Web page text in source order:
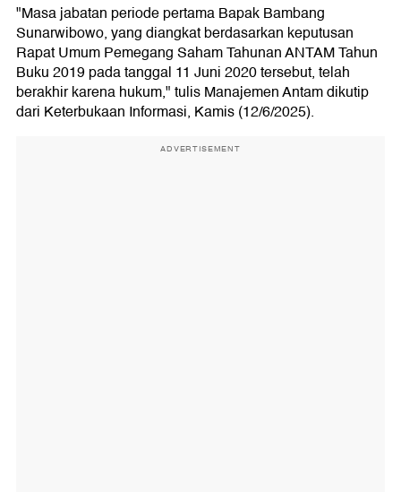
"Masa jabatan periode pertama Bapak Bambang
Sunarwibowo, yang diangkat berdasarkan keputusan
Rapat Umum Pemegang Saham Tahunan ANTAM Tahun
Buku 2019 pada tanggal 11 Juni 2020 tersebut, telah
berakhir karena hukum," tulis Manajemen Antam dikutip
dari Keterbukaan Informasi, Kamis (12/6/2025).
ADVERTISEMENT